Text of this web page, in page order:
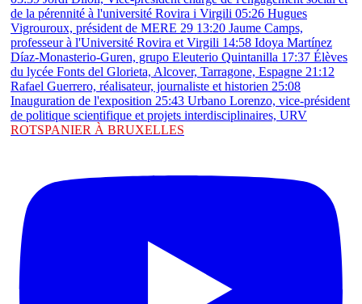
ROTSPANIER À BRUXELLES